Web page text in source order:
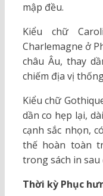
mập đều.
Kiểu chữ
Charlemagne ở
châu Âu, thay
chiếm địa vị
Kiểu chữ
dần co hẹp lại,
cạnh sắc nhọn,
thế hoàn toàn
trong sách in
Thời kỳ Phục